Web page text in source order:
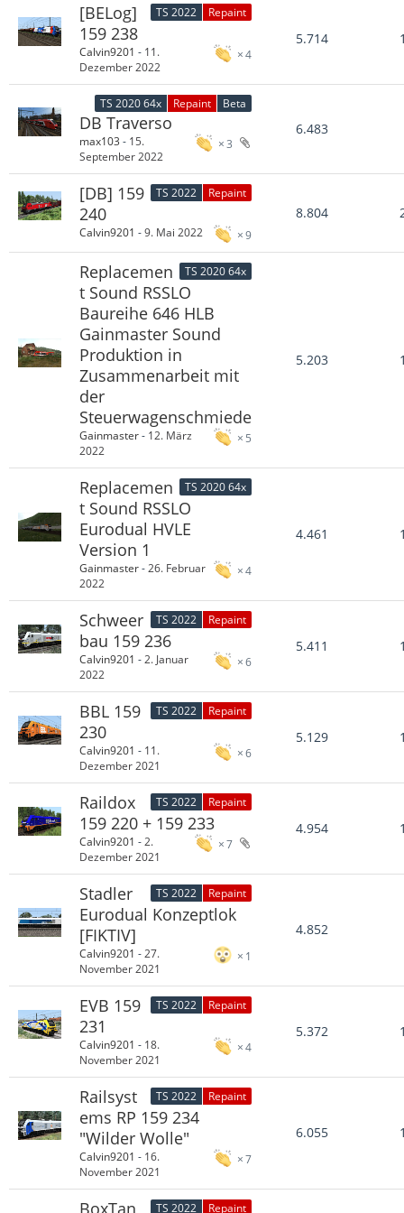
TS 2022 Repaint
[BELog]
159 238
4
Calvin9201 - 11.
Dezember 2022
5.714
TS 2020 64x Repaint Beta
DB Traverso
3
max103 - 15.
September 2022
6.483
TS 2022 Repaint
[DB] 159
240
9
Calvin9201 -9. Mai 2022
8.804
TS 2020 64x
Replacemen
t Sound RSSLO
Baureihe 646 HLB
Gainmaster Sound
Produktion in
Zusammenarbeit mit
der
Steuerwagenschmiede
5
Gainmaster- 12. März
2022
5.203
TS 2020 64x
Replacemen
t Sound RSSLO
Eurodual HVLE
Version 1
4
Gainmaster-26. Februar
2022
4.461
TS 2022 Repaint
Schweer
bau 159 236
6
Calvin9201 -2. Januar
2022
5.411
TS 2022 Repaint
BBL 159
230
6
Calvin9201 - 11.
Dezember 2021
5.129
TS 2022 Repaint
Raildox
159 220 + 159 233
7
Calvin9201 -2.
Dezember 2021
4.954
TS 2022 Repaint
Stadler
Eurodual Konzeptlok
[FIKTIV]
1
Calvin9201 -27.
November 2021
4.852
TS 2022 Repaint
EVB 159
231
4
Calvin9201 - 18.
November 2021
5.372
TS 2022 Repaint
Railsyst
ems RP 159 234
"Wilder Wolle"
7
Calvin9201 - 16.
November 2021
6.055
TS 2022 Repaint
BoxTan